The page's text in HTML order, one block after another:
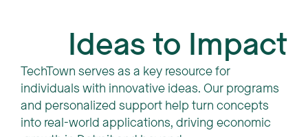
Ideas to Impact
TechTown serves as a key resource for
individuals with innovative ideas. Our programs
and personalized support help turn concepts
into real-world applications, driving economic